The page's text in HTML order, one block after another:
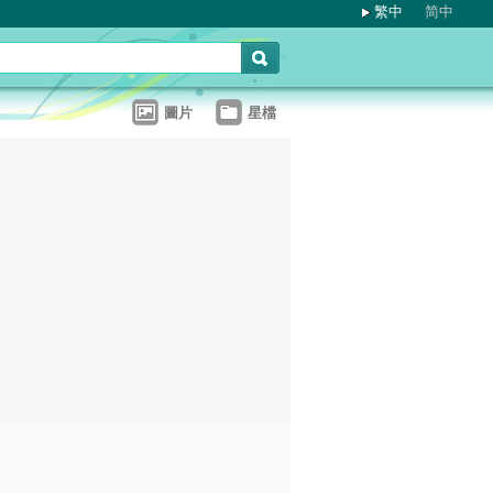
繁中 简中
圖片 星檔